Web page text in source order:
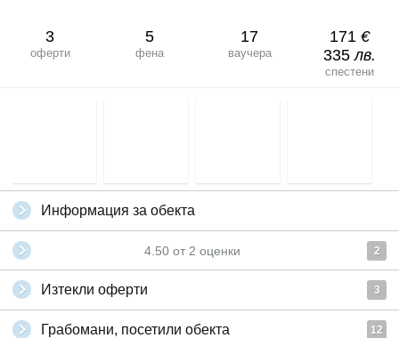
3
оферти
5
фена
17
ваучера
171 €
335лв.
спестени
Информация за обекта
4.50 от 2 оценки 2
Изтекли оферти 3
Грабомани, посетили обекта 12